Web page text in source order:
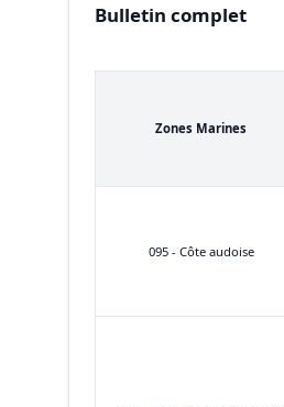
Bulletin complet
Zones Marines
095 - Côte audoise